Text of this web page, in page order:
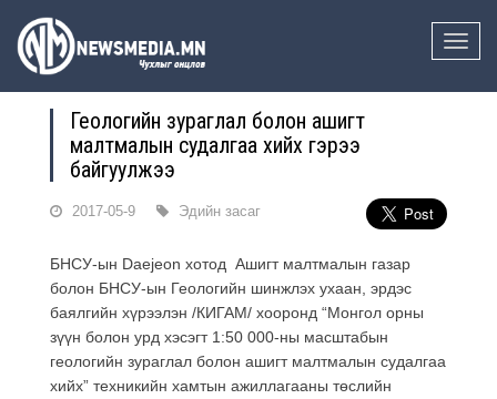
Toggle
Геологийн зураглал болон ашигт
малтмалын судалгаа хийх гэрээ
байгуулжээ
2017-05-9 Эдийн засаг
БНСУ-ын Daejeon хотод Ашигт малтмалын газар
болон БНСУ-ын Геологийн шинжлэх ухаан, эрдэс
баялгийн хүрээлэн /КИГАМ/ хооронд “Монгол орны
зүүн болон урд хэсэгт 1:50 000-ны масштабын
геологийн зураглал болон ашигт малтмалын судалгаа
хийх” техникийн хамтын ажиллагааны төслийн